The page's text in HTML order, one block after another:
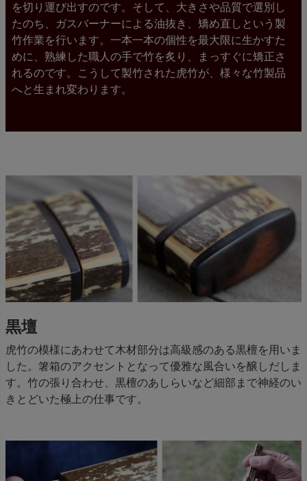
を切り運び出すのです。そして、大きさや品質で選別し
たのち、ガスバーナーによる油抜き、矯め直しという製
竹作業を行います。一本一本の個性を最大限に生かすた
めに、熟練した職人の手で竹を炙り、まっすぐに矯正さ
れるのです。こうして製竹された虎竹が、様々な竹製品
へと生まれ変わります。
黒壇
虎竹の模様にあわせて木材部分は高級感のある黒檀を用いま
した。箸箱のアクセントとなって優雅な風合いを醸しだしま
す。竹の張り合わせ、黒檀のあしらいなど細部まで神経のい
きとどいた極上の仕事です。